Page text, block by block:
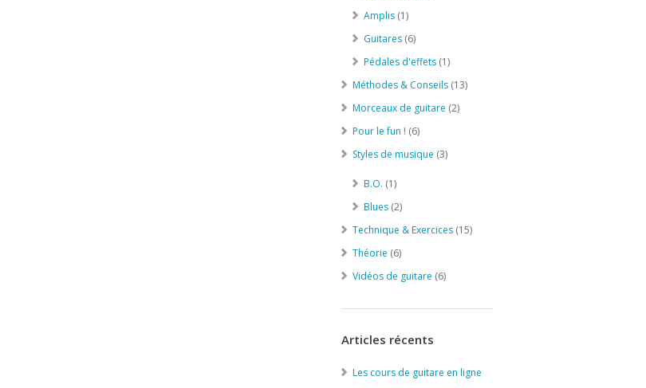
Amplis (1)
Guitares (6)
Pédales d'effets (1)
Méthodes & Conseils (13)
Morceaux de guitare (2)
Pour le fun ! (6)
Styles de musique (3)
B.O. (1)
Blues (2)
Technique & Exercices (15)
Théorie (6)
Vidéos de guitare (6)
Articles récents
Les cours de guitare en ligne